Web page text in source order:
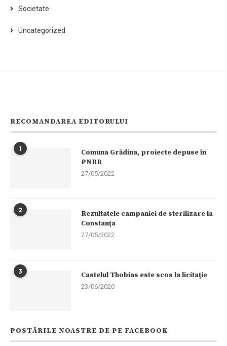
Societate
Uncategorized
RECOMANDAREA EDITORULUI
1
Comuna Grădina, proiecte depuse în
PNRR
27/05/2022
2
Rezultatele campaniei de sterilizare la
Constanța
27/05/2022
3 Castelul Thobias este scos la licitaţie
23/06/2020
POSTĂRILE NOASTRE DE PE FACEBOOK